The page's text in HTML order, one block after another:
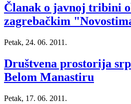
Članak o javnoj tribini
zagrebačkim
Petak, 24. 06. 2011.
Društvena prostorija
Belom Manastiru
Petak, 17. 06. 2011.